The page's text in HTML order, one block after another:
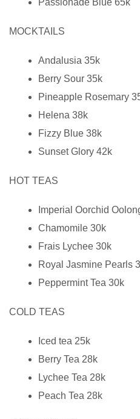
Passionade Blue 65k
MOCKTAILS
Andalusia 35k
Berry Sour 35k
Pineapple Rosemary
Helena 38k
Fizzy Blue 38k
Sunset Glory 42k
HOT TEAS
Imperial Oorchid
Chamomile 30k
Frais Lychee 30k
Royal Jasmine Pearls
Peppermint Tea 30k
COLD TEAS
Iced tea 25k
Berry Tea 28k
Lychee Tea 28k
Peach Tea 28k